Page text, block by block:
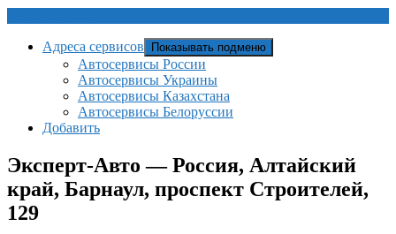
Адреса сервисов Показывать подменю
Автосервисы России
Автосервисы Украины
Автосервисы Казахстана
Автосервисы Белоруссии
Добавить
Эксперт-Авто — Россия, Алтайский
край, Барнаул, проспект Строителей,
129